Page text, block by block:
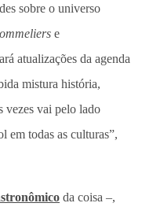
sobre o universo
e
atualizações da agenda
mistura história,
vezes vai pelo lado
em todas as culturas”,
da coisa –,